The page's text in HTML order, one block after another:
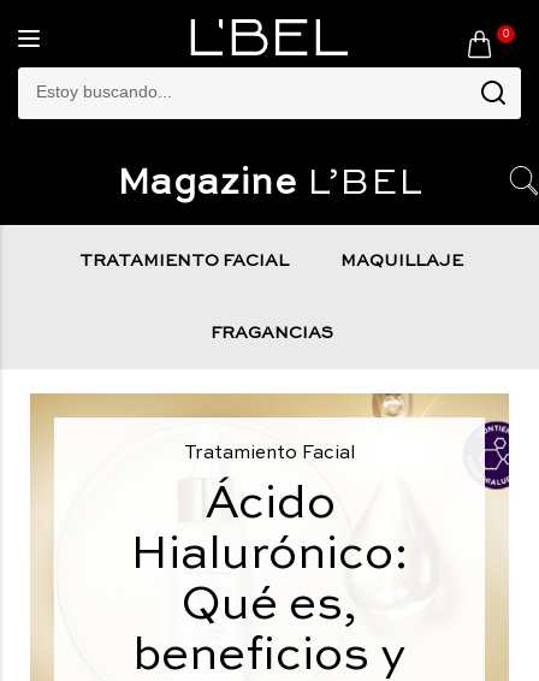
0
Magazine L’BEL
TRATAMIENTO FACIAL MAQUILLAJE
FRAGANCIAS
Tratamiento Facial
Ácido
Hialurónico:
Qué es,
beneficios y